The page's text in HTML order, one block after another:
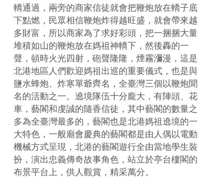
轎通過，兩旁的商家信徒就會把鞭炮放在轎子底
下點燃，民眾相信鞭炮炸得越旺盛，就會帶來越
多財富，所以商家為了求好彩頭，把一捆捆大量
堆積如山的鞭炮放在媽祖神轎下，然後轟的一
聲，頓時火光四射，砲聲隆隆，煙霧瀰漫，這是
北港地區人們歡迎媽祖出巡的重要儀式，也是與
鹽水蜂炮、炸寒單爺齊名，全臺灣三個以鞭炮聞
名的活動之一。遶境隊伍十分龐大，有陣頭、花
車，藝閣和虔誠的隨香信徒，其中藝閣的數量之
多為全臺灣最多的，藝閣也是北港媽祖遶境的一
大特色，一般廟會慶典的藝閣都是由人偶以電動
機械方式呈現，北港的藝閣遊行全由當地學生裝
扮，演出忠義傳奇故事角色，站立於亭台樓閣的
布景平台上，供人觀賞，精采萬分。